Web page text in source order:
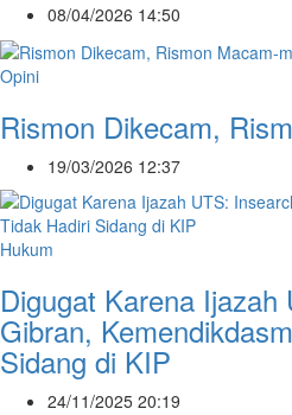
08/04/2026 14:50
Opini
Rismon Dikecam,
19/03/2026 12:37
Hukum
Digugat Karena Ijazah
Gibran,
Sidang di KIP
24/11/2025 20:19